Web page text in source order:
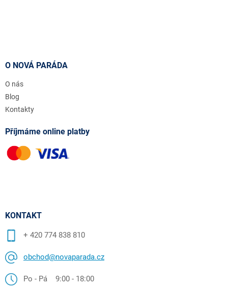
O NOVÁ PARÁDA
O nás
Blog
Kontakty
Příjmáme online platby
KONTAKT
+ 420 774 838 810
obchod@novaparada.cz
Po - Pá 9:00 - 18:00